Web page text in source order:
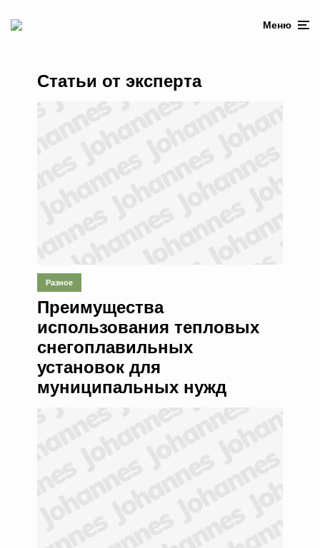
Меню
Статьи от эксперта
Разное
Преимущества
использования тепловых
снегоплавильных
установок для
муниципальных нужд